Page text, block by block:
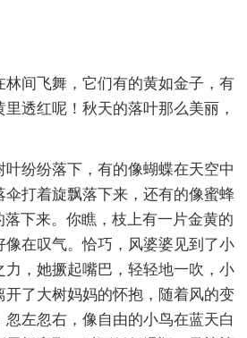
林间飞舞，它们有的黄如金子，有
透红呢！秋天的落叶那么美丽，
叶纷纷落下，有的像蝴蝶在天空中
伞打着旋飘落下来，还有的像蜜蜂
落下来。你瞧，枝上有一片金黄的
在叹气。恰巧，风婆婆见到了小
，她撅起嘴巴，轻轻地一吹，小
了大树妈妈的怀抱，随着风的变
左忽右，像自由的小鸟在蓝天白